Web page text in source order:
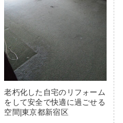
老朽化した自宅のリフォーム
をして安全で快適に過ごせる
空間|東京都新宿区